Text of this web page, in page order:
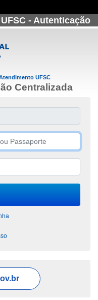
- Autenticação
UFSC
Centralizada